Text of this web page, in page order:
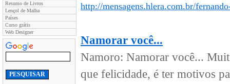
Resumo de Livros
Lençol de Malha
Países
Curso grátis
Web Designer
http://mensagens.hlera.com.br/
Namorar você...
Namoro: Namorar você...
que felicidade, é ter motivos